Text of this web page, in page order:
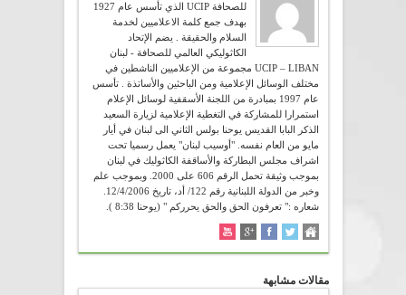
للصحافة UCIP الذي تأسس عام 1927
بهدف جمع كلمة الاعلاميين لخدمة
السلام والحقيقة . يضم الإتحاد
الكاثوليكي العالمي للصحافة - لبنان
UCIP – LIBAN مجموعة من الإعلاميين الناشطين في
مختلف الوسائل الإعلامية ومن الباحثين والأساتذة . تأسس
عام 1997 بمبادرة من اللجنة الأسقفية لوسائل الإعلام
استمرارا للمشاركة في التغطية الإعلامية لزيارة السعيد
الذكر البابا القديس يوحنا بولس الثاني الى لبنان في أيار
مايو من العام نفسه. "أوسيب لبنان" يعمل رسميا تحت
اشراف مجلس البطاركة والأساقفة الكاثوليك في لبنان
بموجب وثيقة تحمل الرقم 606 على 2000. وبموجب علم
شعاره :" تعرفون الحق والحق يحرركم " (يوحنا 8:38 ).
مقالات مشابهة